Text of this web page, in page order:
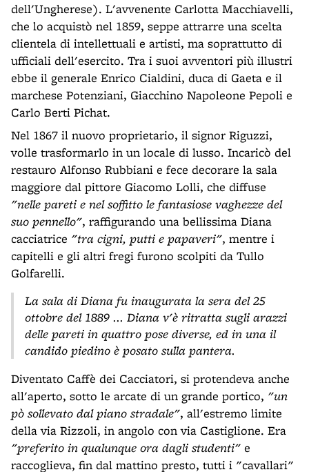
dell'Ungherese). L'avvenente Carlotta Macchiavelli,
che lo acquistò nel 1859, seppe attrarre una scelta
clientela di intellettuali e artisti, ma soprattutto di
ufficiali dell'esercito. Tra i suoi avventori più illustri
ebbe il generale Enrico Cialdini, duca di Gaeta e il
marchese Potenziani, Giacchino Napoleone Pepoli e
Carlo Berti Pichat.
Nel 1867 il nuovo proprietario, il signor Riguzzi,
volle trasformarlo in un locale di lusso. Incaricò del
restauro Alfonso Rubbiani e fece decorare la sala
maggiore dal pittore Giacomo Lolli, che diffuse
"nelle pareti e nel soffitto le fantasiose vaghezze del
suo pennello", raffigurando una bellissima Diana
cacciatrice "tra cigni, putti e papaveri", mentre i
capitelli e gli altri fregi furono scolpiti da Tullo
Golfarelli.
La sala di Diana fu inaugurata la sera del 25
ottobre del 1889 ... Diana v'è ritratta sugli arazzi
delle pareti in quattro pose diverse, ed in una il
candido piedino è posato sulla pantera.
Diventato Caffè dei Cacciatori, si protendeva anche
all'aperto, sotto le arcate di un grande portico, "un
pò sollevato dal piano stradale", all'estremo limite
della via Rizzoli, in angolo con via Castiglione. Era
"preferito in qualunque ora dagli studenti" e
raccoglieva, fin dal mattino presto, tutti i "cavallari"